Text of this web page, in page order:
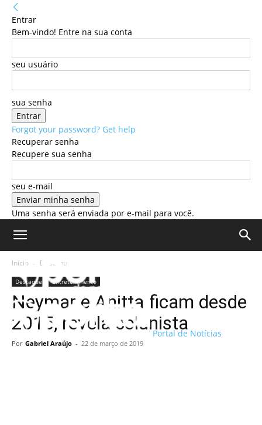
Entrar
Bem-vindo! Entre na sua conta
seu usuário
sua senha
Forgot your password? Get help
Recuperar senha
Recupere sua senha
seu e-mail
Uma senha será enviada por e-mail para você.
Portal de Notícias
Início Destaque
Destaque Entretenimento
Neymar e Anitta ficam desde
2015, revela colunista
Por Gabriel Araújo - 22 de março de 2019